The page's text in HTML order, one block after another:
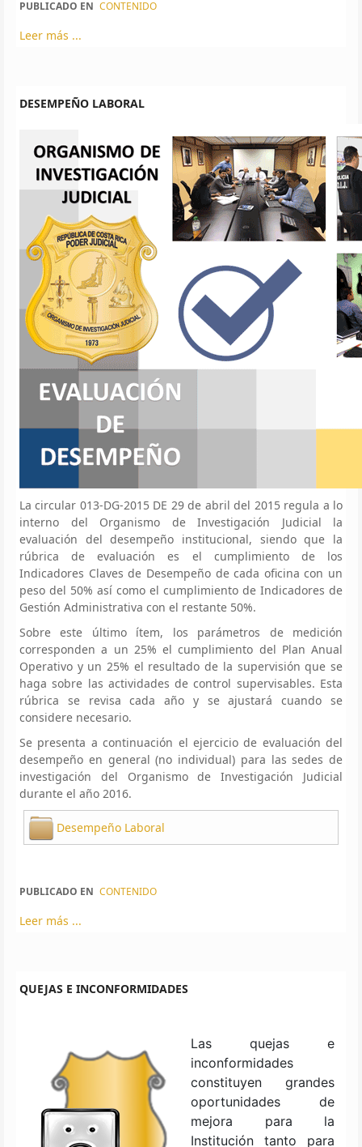
PUBLICADO EN CONTENIDO
Leer más ...
DESEMPEÑO LABORAL
La circular 013-DG-2015 DE 29 de abril del 2015 regula a lo
interno del Organismo de Investigación Judicial la
evaluación del desempeño institucional, siendo que la
rúbrica de evaluación es el cumplimiento de los
Indicadores Claves de Desempeño de cada oficina con un
peso del 50% así como el cumplimiento de Indicadores de
Gestión Administrativa con el restante 50%.
Sobre este último ítem, los parámetros de medición
corresponden a un 25% el cumplimiento del Plan Anual
Operativo y un 25% el resultado de la supervisión que se
haga sobre las actividades de control supervisables. Esta
rúbrica se revisa cada año y se ajustará cuando se
considere necesario.
Se presenta a continuación el ejercicio de evaluación del
desempeño en general (no individual) para las sedes de
investigación del Organismo de Investigación Judicial
durante el año 2016.
Desempeño Laboral
PUBLICADO EN CONTENIDO
Leer más ...
QUEJAS E INCONFORMIDADES